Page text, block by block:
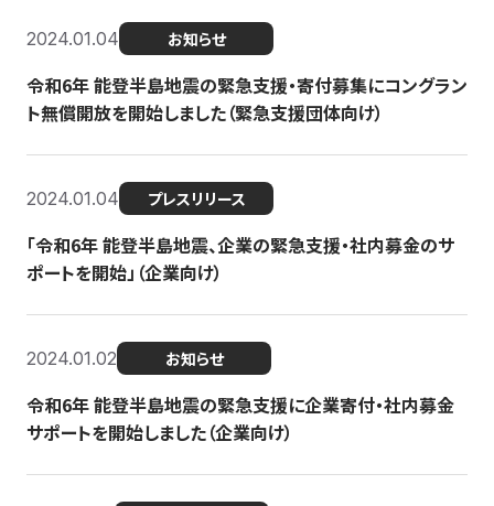
2024.01.04 お知らせ
令和6年 能登半島地震の緊急支援・寄付募集にコングラン
ト無償開放を開始しました（緊急支援団体向け）
2024.01.04 プレスリリース
「令和6年 能登半島地震、企業の緊急支援・社内募金のサ
ポートを開始」（企業向け）
2024.01.02 お知らせ
令和6年 能登半島地震の緊急支援に企業寄付・社内募金
サポートを開始しました（企業向け）